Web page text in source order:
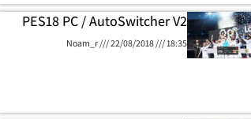
PES18 PC / AutoSwitcher V2
Noam_r 22/08/2018 18:35